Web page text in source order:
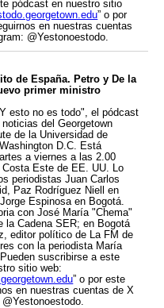
pódcast en nuestro sitio
” o por
en nuestras cuentas
@Yestonoestodo.
de España. Petro y De la
primer ministro
esto no es todo", el pódcast
del Georgetown
de la Universidad de
D.C. Está
a viernes a las 2.00
Este de EE. UU. Lo
periodistas Juan Carlos
Paz Rodríguez Niell en
Espinosa en Bogotá.
con José María "Chema"
la Cadena SER; en Bogotá
editor político de La FM de
con la periodista María
suscribirse a este
sitio web:
” o por este
en nuestras cuentas de X